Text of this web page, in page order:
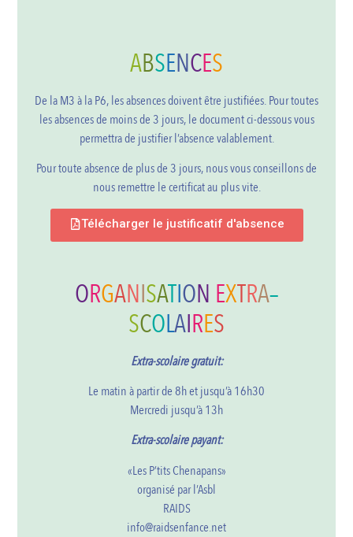
ABSENCES
De la M3 à la P6, les absences doivent être justifiées. Pour toutes
les absences de moins de 3 jours, le document ci-dessous vous
permettra de justifier l’absence valablement.
Pour toute absence de plus de 3 jours, nous vous conseillons de
nous remettre le certificat au plus vite.
Télécharger le justificatif d'absence
ORGANISATION EXTRA–
SCOLAIRES
Extra-scolaire gratuit:
Le matin à partir de 8h et jusqu’à 16h30
Mercredi jusqu’à 13h
Extra-scolaire payant:
«Les P’tits Chenapans»
organisé par l’Asbl
RAIDS
info@raidsenfance.net